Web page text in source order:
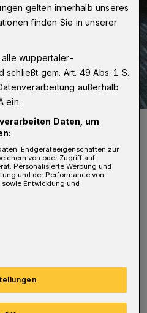
erst einmal verarbeiten.
weitgehend
beziehen. Auch
Sunny aber war im
und musste mangels
im Auto des Mannes
gelten innerhalb unseres
finden Sie in unserer
alle wuppertaler-
gem. Art. 49 Abs. 1 S.
außerhalb
ein.
Daten, um
Endgeräteeigenschaften zur
von oder Zugriff auf
Personalisierte Werbung und
und der Performance von
Entwicklung und